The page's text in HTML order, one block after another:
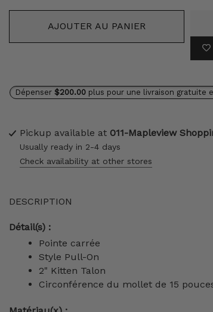
AJOUTER AU PANIER
Dépenser $200.00 plus pour une livraison gratuite
Pickup available at 011-Mapleview
Usually ready in 2-4 days
Check availability at other stores
DESCRIPTION
Détail(s) :
Pointe carrée
Style Pull-On
2" Kitten Talon
Circonférence du mollet de 15